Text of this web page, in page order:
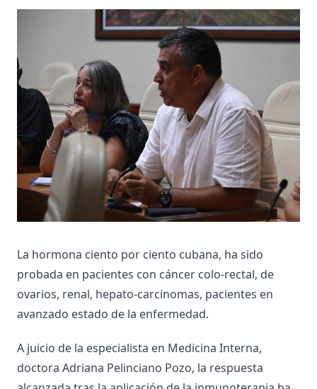
La hormona ciento por ciento cubana, ha sido
probada en pacientes con cáncer colo-rectal, de
ovarios, renal, hepato-carcinomas, pacientes en
avanzado estado de la enfermedad.
A juicio de la especialista en Medicina Interna,
doctora Adriana Pelinciano Pozo, la respuesta